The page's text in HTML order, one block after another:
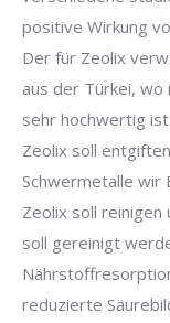
positive Wirkung
Der für Zeolix
aus der Türkei, wo
sehr hochwertig ist.
Zeolix soll
Schwermetalle wir
Zeolix soll
soll gereinigt
reduzierte